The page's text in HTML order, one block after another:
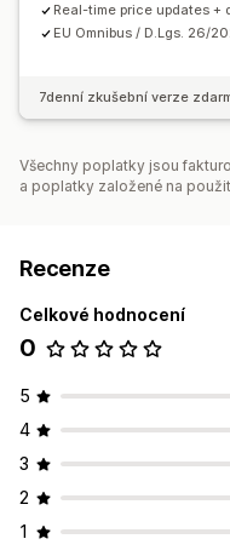
Real-time price updates +
EU Omnibus / D.Lgs. 26/
7denní zkušební verze
Všechny poplatky jsou
a poplatky založené na
Recenze
Celkové hodnocení
0
5
4
3
2
1